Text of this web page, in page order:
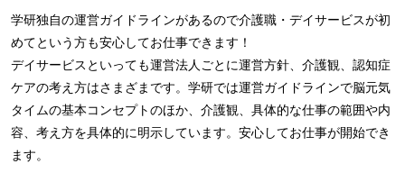
学研独自の運営ガイドラインがあるので介護職・デイサービスが初
めてという方も安心してお仕事できます！
デイサービスといっても運営法人ごとに運営方針、介護観、認知症
ケアの考え方はさまざまです。学研では運営ガイドラインで脳元気
タイムの基本コンセプトのほか、介護観、具体的な仕事の範囲や内
容、考え方を具体的に明示しています。安心してお仕事が開始でき
ます。